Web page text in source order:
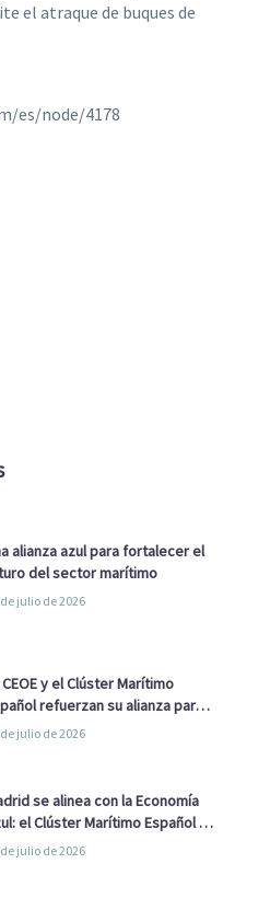
alianza azul para fortalecer el
del sector marítimo
julio de 2026
CEOE y el Clúster Marítimo
refuerzan su alianza para
una estrategia Nacional
julio de 2026
se alinea con la Economía
el Clúster Marítimo Español y
Liga Naval avanzan alianzas
julio de 2026
el atraque de buques de
es/node/4178